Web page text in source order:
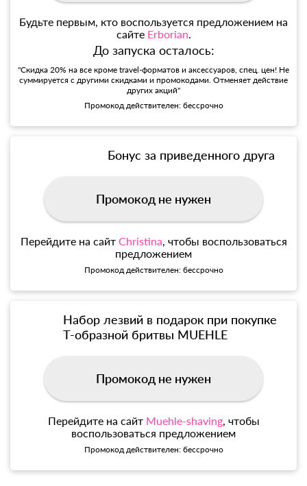
Будьте первым, кто воспользуется предложением на
сайте Erborian.
До запуска осталось:
"Скидка 20% на все кроме travel-форматов и аксессуаров, спец. цен! Не
суммируется с другими скидками и промокодами. Отменяет действие
других акций"
Промокод действителен: бессрочно
Бонус за приведенного друга
Промокод не нужен
Перейдите на сайт Christina, чтобы воспользоваться
предложением
Промокод действителен: бессрочно
Набор лезвий в подарок при покупке
Т-образной бритвы MUEHLE
Промокод не нужен
Перейдите на сайт Muehle-shaving, чтобы
воспользоваться предложением
Промокод действителен: бессрочно